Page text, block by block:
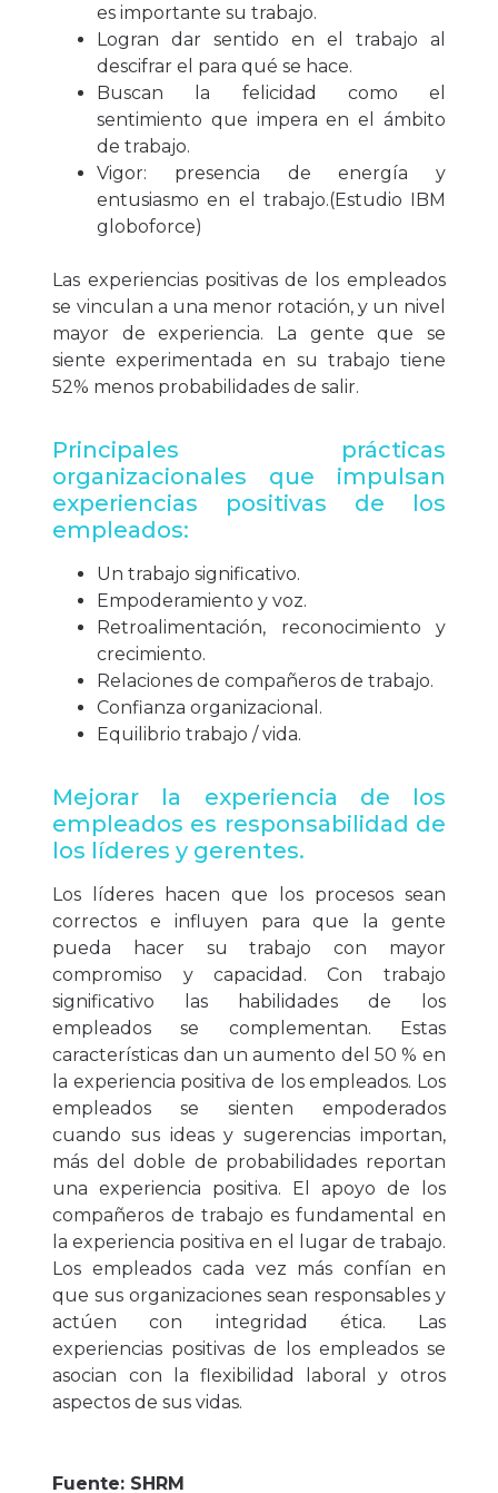
es importante su trabajo.
Logran dar sentido en el trabajo al
descifrar el para qué se hace.
Buscan la felicidad como el
sentimiento que impera en el ámbito
de trabajo.
Vigor: presencia de energía y
entusiasmo en el trabajo.(Estudio IBM
globoforce)
Las experiencias positivas de los empleados
se vinculan a una menor rotación, y un nivel
mayor de experiencia. La gente que se
siente experimentada en su trabajo tiene
52% menos probabilidades de salir.
Principales prácticas
organizacionales que impulsan
experiencias positivas de los
empleados:
Un trabajo significativo.
Empoderamiento y voz.
Retroalimentación, reconocimiento y
crecimiento.
Relaciones de compañeros de trabajo.
Confianza organizacional.
Equilibrio trabajo / vida.
Mejorar la experiencia de los
empleados es responsabilidad de
los líderes y gerentes.
Los líderes hacen que los procesos sean
correctos e influyen para que la gente
pueda hacer su trabajo con mayor
compromiso y capacidad. Con trabajo
significativo las habilidades de los
empleados se complementan. Estas
características dan un aumento del 50 % en
la experiencia positiva de los empleados. Los
empleados se sienten empoderados
cuando sus ideas y sugerencias importan,
más del doble de probabilidades reportan
una experiencia positiva. El apoyo de los
compañeros de trabajo es fundamental en
la experiencia positiva en el lugar de trabajo.
Los empleados cada vez más confían en
que sus organizaciones sean responsables y
actúen con integridad ética. Las
experiencias positivas de los empleados se
asocian con la flexibilidad laboral y otros
aspectos de sus vidas.
Fuente: SHRM